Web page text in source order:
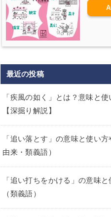
最近の投稿
「疾風の如く」とは？意味と
【深掘り解説】
「追い落とす」の意味と使い
由来・類義語）
「追い打ちをかける」の意味
（類義語）